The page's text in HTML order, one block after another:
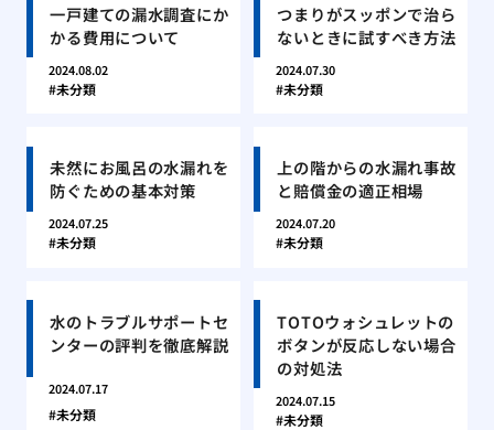
一戸建ての漏水調査にか
かる費用について
2024.08.02
未分類
つまりがスッポンで治ら
ないときに試すべき方法
2024.07.30
未分類
未然にお風呂の水漏れを
防ぐための基本対策
2024.07.25
未分類
上の階からの水漏れ事故
と賠償金の適正相場
2024.07.20
未分類
水のトラブルサポートセ
ンターの評判を徹底解説
2024.07.17
未分類
TOTOウォシュレットの
ボタンが反応しない場合
の対処法
2024.07.15
未分類